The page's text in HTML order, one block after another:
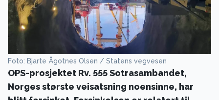
Foto: Bjarte Ågotnes Olsen / Statens vegvesen
OPS-prosjektet Rv. 555 Sotrasambandet,
Norges største veisatsning noensinne, har